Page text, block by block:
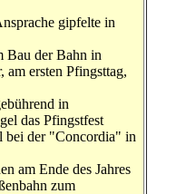
gipfelte in
Bau der Bahn in
am ersten Pfingsttag,
in
das Pfingstfest
bei der "Concordia" in
am Ende des Jahres
zum